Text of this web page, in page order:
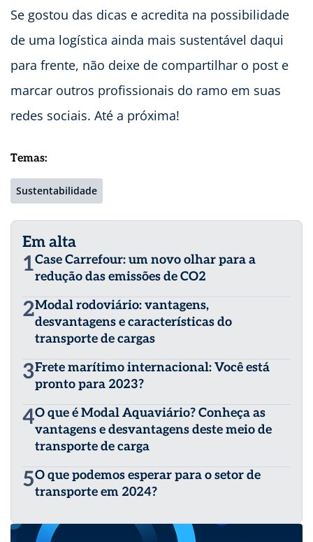
Se gostou das dicas e acredita na possibilidade
de uma logística ainda mais sustentável daqui
para frente, não deixe de compartilhar o post e
marcar outros profissionais do ramo em suas
redes sociais. Até a próxima!
Temas:
Sustentabilidade
Em alta
1Case Carrefour: um novo olhar para a
redução das emissões de CO2
2Modal rodoviário: vantagens,
desvantagens e características do
transporte de cargas
3Frete marítimo internacional: Você está
pronto para 2023?
4O que é Modal Aquaviário? Conheça as
vantagens e desvantagens deste meio de
transporte de carga
5O que podemos esperar para o setor de
transporte em 2024?